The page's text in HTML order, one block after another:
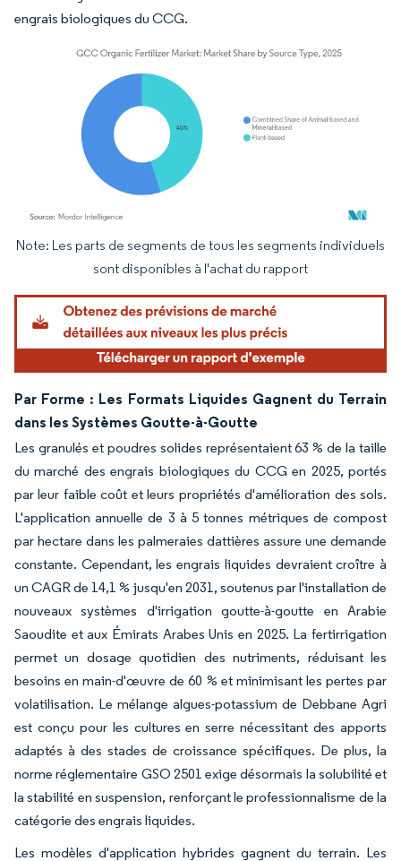
engrais biologiques du CCG.
Image © Mordor Intelligence. La réutilisation nécessite une attribution sous CC BY
Note: Les parts de segments de tous les segments individuels
sont disponibles à l'achat du rapport
Par Forme : Les Formats Liquides Gagnent du Terrain
dans les Systèmes Goutte-à-Goutte
Les granulés et poudres solides représentaient 63 % de la taille
du marché des engrais biologiques du CCG en 2025, portés
par leur faible coût et leurs propriétés d'amélioration des sols.
L'application annuelle de 3 à 5 tonnes métriques de compost
par hectare dans les palmeraies dattières assure une demande
constante. Cependant, les engrais liquides devraient croître à
un CAGR de 14,1 % jusqu'en 2031, soutenus par l'installation de
nouveaux systèmes d'irrigation goutte-à-goutte en Arabie
Saoudite et aux Émirats Arabes Unis en 2025. La fertirrigation
permet un dosage quotidien des nutriments, réduisant les
besoins en main-d'œuvre de 60 % et minimisant les pertes par
volatilisation. Le mélange algues-potassium de Debbane Agri
est conçu pour les cultures en serre nécessitant des apports
adaptés à des stades de croissance spécifiques. De plus, la
norme réglementaire GSO 2501 exige désormais la solubilité et
la stabilité en suspension, renforçant le professionnalisme de la
catégorie des engrais liquides.
Les modèles d'application hybrides gagnent du terrain. Les